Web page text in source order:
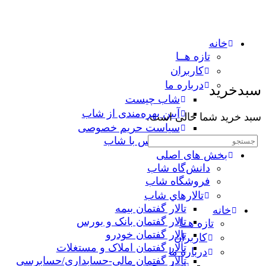
خانه
تازه هــا
کاربران
درباره ما
شاب چیست
آیین بهره‌مندی از شاب
سیاست حریم خصوصی
تماس با شاب
بخش های اصلی
دانش‌گاه شاب
فروشگاه شاب
تالارهاي شاب
تالار گفتمان بیمه
تالار گفتمان بانک و بورس
تالار گفتمان خودرو
تالار گفتمان املاک و مستغلات
تالار گفتمان مالی-حسابداری/حسابرسی
سبدخرید
سبد خرید شما خالی است.
جستجوی:
خانه
تازه هــا
کاربران
درباره ما